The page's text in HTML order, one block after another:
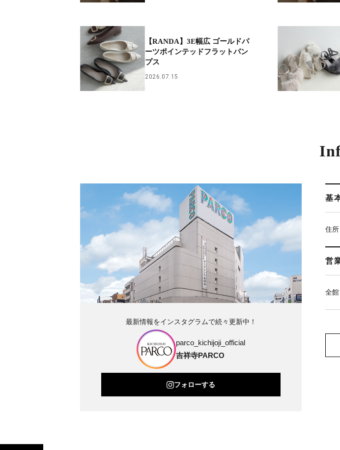
【RANDA】3E幅広 ゴールドパ
ーツポインテッドフラットパン
プス
2026.07.15
基
住所
営
全館
最新情報をインスタグラムで続々更新中！
parco_kichijoji_official
吉祥寺PARCO
フォローする